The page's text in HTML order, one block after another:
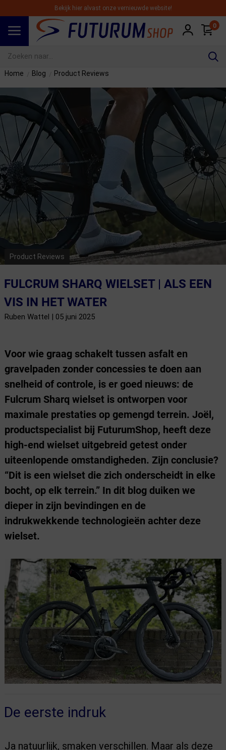
Bekijk hier alvast onze vernieuwde website!
0
Home Blog Product Reviews
Product Reviews
FULCRUM SHARQ WIELSET | ALS EEN
VIS IN HET WATER
Ruben Wattel | 05 juni 2025
Voor wie graag schakelt tussen asfalt en
gravelpaden zonder concessies te doen aan
snelheid of controle, is er goed nieuws: de
Fulcrum Sharq wielset is ontworpen voor
maximale prestaties op gemengd terrein. Joël,
productspecialist bij FuturumShop, heeft deze
high-end wielset uitgebreid getest onder
uiteenlopende omstandigheden. Zijn conclusie?
“Dit is een wielset die zich onderscheidt in elke
bocht, op elk terrein.” In dit blog duiken we
dieper in zijn bevindingen en de
indrukwekkende technologieën achter deze
wielset.
De eerste indruk
Ja natuurlijk, smaken verschillen. Maar als deze